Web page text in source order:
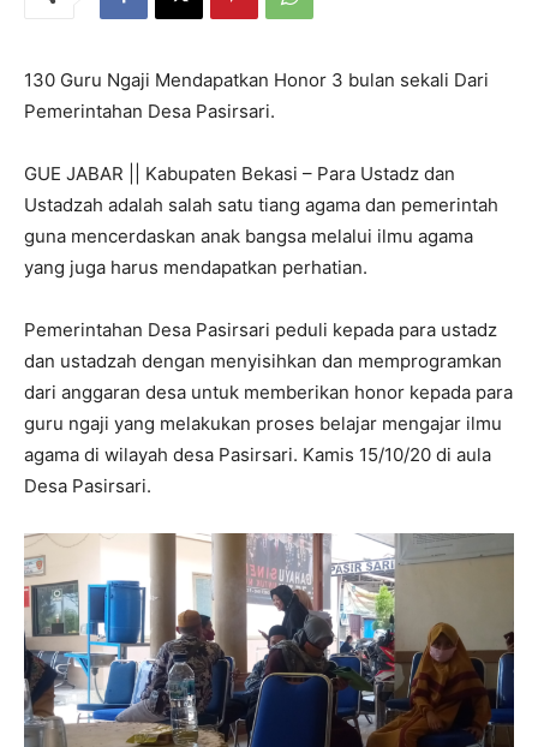
130 Guru Ngaji Mendapatkan Honor 3 bulan sekali Dari
Pemerintahan Desa Pasirsari.
GUE JABAR || Kabupaten Bekasi – Para Ustadz dan
Ustadzah adalah salah satu tiang agama dan pemerintah
guna mencerdaskan anak bangsa melalui ilmu agama
yang juga harus mendapatkan perhatian.
Pemerintahan Desa Pasirsari peduli kepada para ustadz
dan ustadzah dengan menyisihkan dan memprogramkan
dari anggaran desa untuk memberikan honor kepada para
guru ngaji yang melakukan proses belajar mengajar ilmu
agama di wilayah desa Pasirsari. Kamis 15/10/20 di aula
Desa Pasirsari.